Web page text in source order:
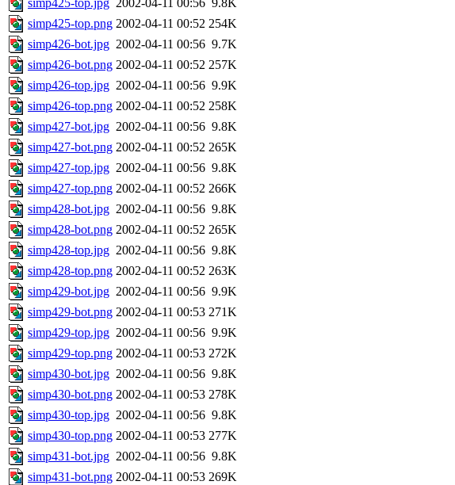
simp425-top.jpg 2002-04-11 00:56 9.8K
simp425-top.png 2002-04-11 00:52 254K
simp426-bot.jpg 2002-04-11 00:56 9.7K
simp426-bot.png 2002-04-11 00:52 257K
simp426-top.jpg 2002-04-11 00:56 9.9K
simp426-top.png 2002-04-11 00:52 258K
simp427-bot.jpg 2002-04-11 00:56 9.8K
simp427-bot.png 2002-04-11 00:52 265K
simp427-top.jpg 2002-04-11 00:56 9.8K
simp427-top.png 2002-04-11 00:52 266K
simp428-bot.jpg 2002-04-11 00:56 9.8K
simp428-bot.png 2002-04-11 00:52 265K
simp428-top.jpg 2002-04-11 00:56 9.8K
simp428-top.png 2002-04-11 00:52 263K
simp429-bot.jpg 2002-04-11 00:56 9.9K
simp429-bot.png 2002-04-11 00:53 271K
simp429-top.jpg 2002-04-11 00:56 9.9K
simp429-top.png 2002-04-11 00:53 272K
simp430-bot.jpg 2002-04-11 00:56 9.8K
simp430-bot.png 2002-04-11 00:53 278K
simp430-top.jpg 2002-04-11 00:56 9.8K
simp430-top.png 2002-04-11 00:53 277K
simp431-bot.jpg 2002-04-11 00:56 9.8K
simp431-bot.png 2002-04-11 00:53 269K